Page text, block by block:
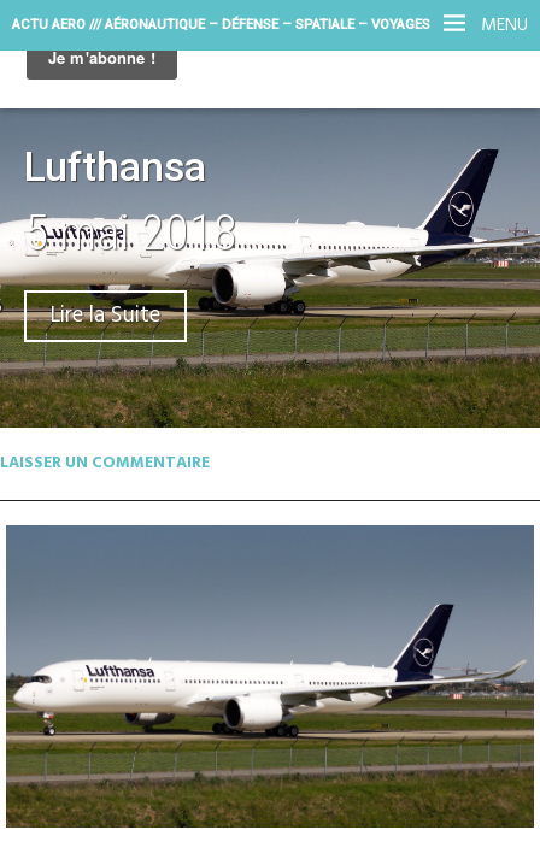
MENU
ACTU AERO /// AÉRONAUTIQUE – DÉFENSE – SPATIALE – VOYAGES
Lufthansa
5 mai 2018
Lire la Suite
LAISSER UN COMMENTAIRE